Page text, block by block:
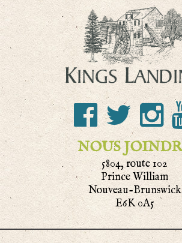
NOUS
5804, route 102
Prince William
Nouveau-Brunswick
E6K 0A5